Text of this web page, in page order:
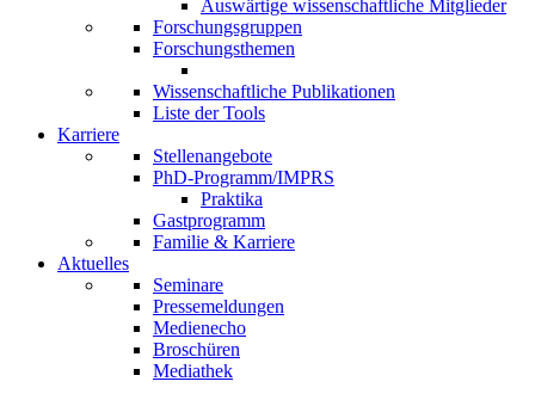
Auswärtige wissenschaftliche Mitglieder
Forschungsgruppen
Forschungsthemen
Wissenschaftliche Publikationen
Liste der Tools
Karriere
Stellenangebote
PhD-Programm/IMPRS
Praktika
Gastprogramm
Familie & Karriere
Aktuelles
Seminare
Pressemeldungen
Medienecho
Broschüren
Mediathek